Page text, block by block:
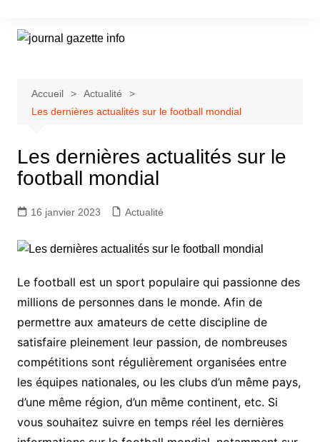
contenu
Accueil
Actualité
Les dernières actualités sur le football mondial
Les dernières actualités sur le
football mondial
16 janvier 2023 Actualité
Le football est un sport populaire qui passionne des
millions de personnes dans le monde. Afin de
permettre aux amateurs de cette discipline de
satisfaire pleinement leur passion, de nombreuses
compétitions sont régulièrement organisées entre
les équipes nationales, ou les clubs d’un même pays,
d’une même région, d’un même continent, etc. Si
vous souhaitez suivre en temps réel les dernières